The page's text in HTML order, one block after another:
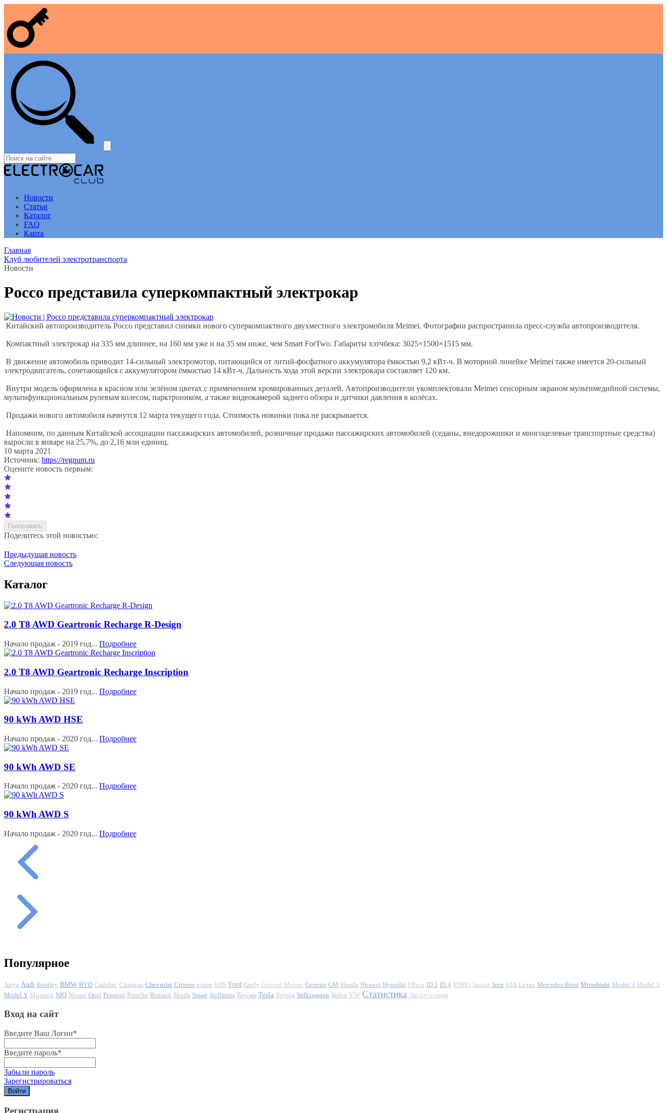
Новости
Статьи
Каталог
FAQ
Карта
Главная
Клуб любителей электротранспорта
Новости
Pocco представила суперкомпактный электрокар
Китайский автопроизводитель Pocco представил снимки нового суперкомпактного двухместного электромобиля Meimei. Фотографии распространила пресс-служба автопроизводителя.
Компактный электрокар на 335 мм длиннее, на 160 мм уже и на 35 мм ниже, чем Smart ForTwo. Габариты хэтчбека: 3025×1500×1515 мм.
В движение автомобиль приводит 14-сильный электромотор, питающийся от литий-фосфатного аккумулятора ёмкостью 9,2 кВт-ч. В моторной линейке Meimei также имеется 20-сильный
электродвигатель, сочетающийся с аккумулятором ёмкостью 14 кВт-ч. Дальность хода этой версии электрокара составляет 120 км.
Внутри модель оформлена в красном или зелёном цветах с применением хромированных деталей. Автопроизводители укомплектовали Meimei сенсорным экраном мультимедийной системы,
мультифункциональным рулевым колесом, парктроником, а также видеокамерой заднего обзора и датчики давления в колёсах.
Продажи нового автомобиля начнутся 12 марта текущего года. Стоимость новинки пока не раскрывается.
Напомним, по данным Китайской ассоциации пассажирских автомобилей, розничные продажи пассажирских автомобилей (седаны, внедорожники и многоцелевые транспортные средства)
выросли в январе на 25,7%, до 2,16 млн единиц.
10 марта 2021
Источник: https://regnum.ru
Оцените новость первым:
Поделитесь этой новостью:
Предыдущая новость
Следующая новость
Каталог
2.0 T8 AWD Geartronic Recharge R-Design
Начало продаж - 2019 год... Подробнее
2.0 T8 AWD Geartronic Recharge Inscription
Начало продаж - 2019 год... Подробнее
90 kWh AWD HSE
Начало продаж - 2020 год... Подробнее
90 kWh AWD SE
Начало продаж - 2020 год... Подробнее
90 kWh AWD S
Начало продаж - 2020 год... Подробнее
Популярное
Ariya Audi Bentley BMW BYD Cadillac Changan Chevrolet Citroen e-tron EQS Ford Geely General Motors Genesis GM Honda Huawei Hyundai I-Pace ID.3 ID.4 IONIQ Jaguar Jeep KIA Lexus Mercedes-Benz Mitsubishi Model 3 Model S
Model Y Mustang NIO Nissan Opel Peugeot Porsche Renault Skoda Smart Stellantis Taycan Tesla Toyota Volkswagen Volvo VW Статистика Эксплуатация
Вход на сайт
Введите Ваш Логин*
Введите пароль*
Забыли пароль
Зарегистрироваться
Регистрация